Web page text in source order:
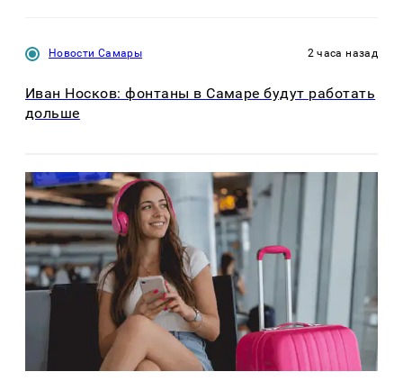
Новости Самары 2 часа назад
Иван Носков: фонтаны в Самаре будут работать
дольше